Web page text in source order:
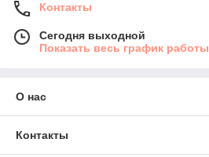
Контакты
Сегодня выходной
Показать весь график работы
О нас
Контакты